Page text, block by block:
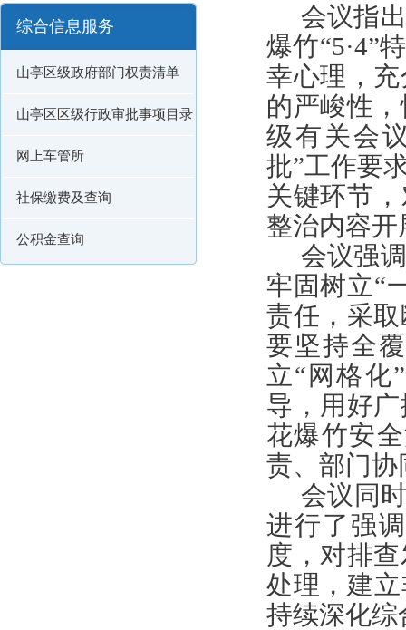
综合信息服务
山亭区级政府部门权责清单
山亭区区级行政审批事项目录
网上车管所
社保缴费及查询
公积金查询
会议指
爆竹“5·4”
幸心理，
的严峻性
级有关会
批”工作要
关键环节
整治内容
会议强
牢固树立“
责任，采
要坚持全
立“网格化
导， 用好
花爆竹安
责、部门协
会议同
进行了强
度，对排
处理，建
持续深化